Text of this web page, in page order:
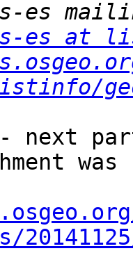
es at
next